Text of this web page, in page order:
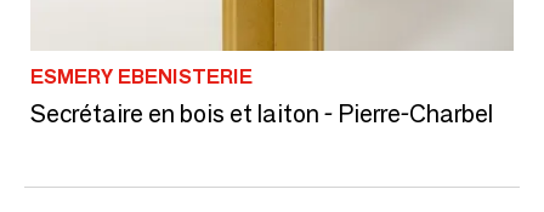
ESMERY EBENISTERIE
Secrétaire en bois et laiton - Pierre-Charbel